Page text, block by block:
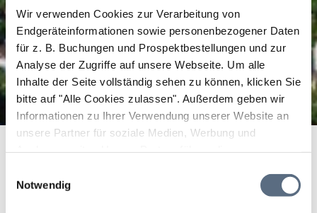
Wir verwenden Cookies zur Verarbeitung von
Endgeräteinformationen sowie personenbezogener Daten
für z. B. Buchungen und Prospektbestellungen und zur
Analyse der Zugriffe auf unsere Webseite. Um alle
Inhalte der Seite vollständig sehen zu können, klicken Sie
bitte auf "Alle Cookies zulassen". Außerdem geben wir
Informationen zu Ihrer Verwendung unserer Website an
unsere Partner für soziale Medien, Werbung und
zusammen, die Sie ihnen bereitgestellt haben oder die
sie im Rahmen Ihrer Nutzung der Dienste gesammelt
Notwendig
Bitte akzeptieren Sie den Einsatz aller Cookies, um den
Inhalt dieser Seite sehen zu können.